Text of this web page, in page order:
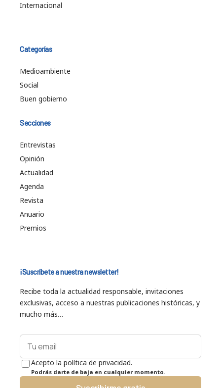
Internacional
Categorías
Medioambiente
Social
Buen gobierno
Secciones
Entrevistas
Opinión
Actualidad
Agenda
Revista
Anuario
Premios
¡Suscríbete a nuestra newsletter!
Recibe toda la actualidad responsable, invitaciones
exclusivas, acceso a nuestras publicaciones históricas, y
mucho más…
Acepto la política de privacidad.
Podrás darte de baja en cualquier momento.